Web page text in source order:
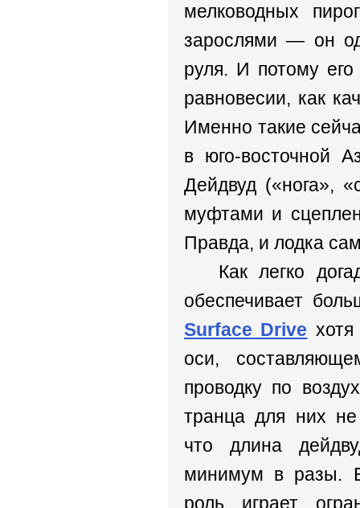
мелководных
зарослями — он
руля. И потому
равновесии, как
Именно такие
в юго-восточной
Дейдвуд («нога»,
муфтами и
Правда, и лодка
Как легко
обеспечивает
Surface Drive
оси,
проводку по
транца для них
что длина
минимум в разы.
роль играет